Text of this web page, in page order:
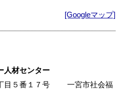
[Googleマップ]
材センター
目５番１７号 一宮市社会福